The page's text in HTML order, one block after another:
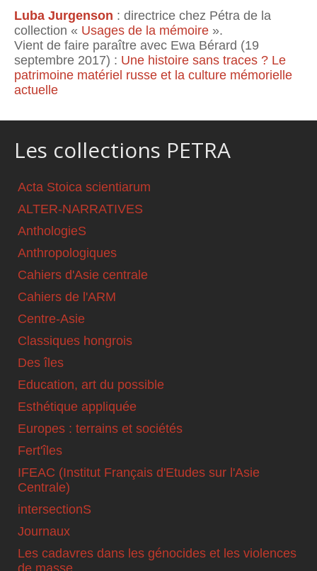
Luba Jurgenson : directrice chez Pétra de la
collection « Usages de la mémoire ».
Vient de faire paraître avec Ewa Bérard (19
septembre 2017) : Une histoire sans traces ? Le
patrimoine matériel russe et la culture mémorielle
actuelle
Les collections PETRA
Acta Stoica scientiarum
ALTER-NARRATIVES
AnthologieS
Anthropologiques
Cahiers d'Asie centrale
Cahiers de l'ARM
Centre-Asie
Classiques hongrois
Des îles
Education, art du possible
Esthétique appliquée
Europes : terrains et sociétés
Fert'îles
IFEAC (Institut Français d'Etudes sur l'Asie
Centrale)
intersectionS
Journaux
Les cadavres dans les génocides et les violences
de masse